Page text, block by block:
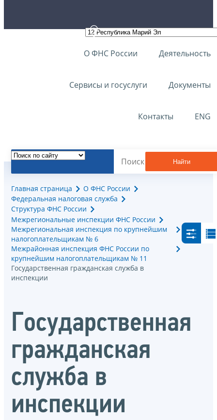
О ФНС России Деятельность
Сервисы и госуслуги Документы
Контакты ENG
Найти
Главная страница
О ФНС России
Федеральная налоговая служба
Структура ФНС России
Межрегиональные инспекции ФНС России
Межрегиональная инспекция по крупнейшим
налогоплательщикам № 6
Межрайонная инспекция ФНС России по
крупнейшим налогоплательщикам № 11
Государственная гражданская служба в
инспекции
Государственная
гражданская
служба в
инспекции